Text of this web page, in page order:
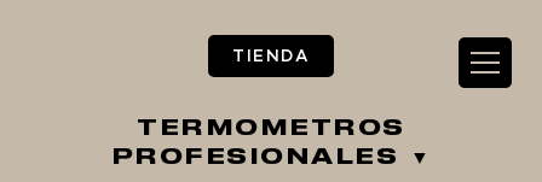
TIENDA
TERMOMETROS
PROFESIONALES